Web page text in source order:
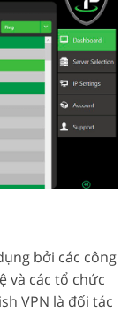
bởi các công
và các tổ chức
VPN là đối tác